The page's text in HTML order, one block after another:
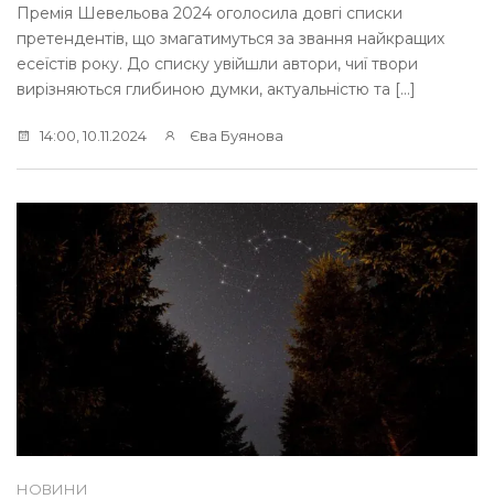
Премія Шевельова 2024 оголосила довгі списки
претендентів, що змагатимуться за звання найкращих
есеїстів року. До списку увійшли автори, чиї твори
вирізняються глибиною думки, актуальністю та […]
14:00, 10.11.2024 Єва Буянова
НОВИНИ